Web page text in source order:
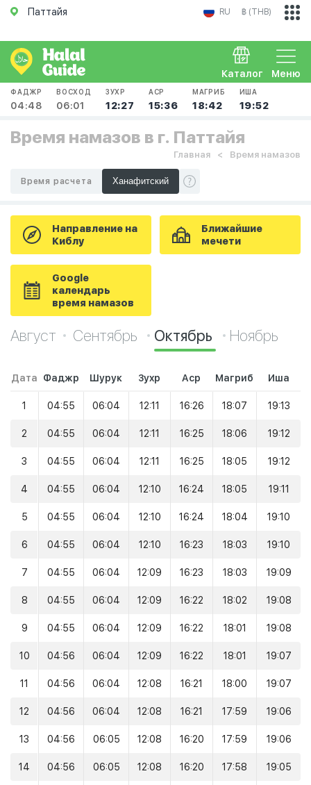
Паттайя RU ฿ (THB)
Меню
Каталог
ФАДЖР
04:48
ВОСХОД
06:01
ЗУХР
12:27
АСР
15:36
МАГРИБ
18:42
ИША
19:52
Время намазов в г. Паттайя
Главная Время намазов
Время расчета
Направление на
Киблу
Ближайшие
мечети
Google
календарь
время намазов
Август Сентябрь Октябрь Ноябрь
Дата Фаджр Шурук Зухр Аср Магриб Иша
1 04:55 06:04 12:11 16:26 18:07 19:13
2 04:55 06:04 12:11 16:25 18:06 19:12
3 04:55 06:04 12:11 16:25 18:05 19:12
4 04:55 06:04 12:10 16:24 18:05 19:11
5 04:55 06:04 12:10 16:24 18:04 19:10
6 04:55 06:04 12:10 16:23 18:03 19:10
7 04:55 06:04 12:09 16:23 18:03 19:09
8 04:55 06:04 12:09 16:22 18:02 19:08
9 04:55 06:04 12:09 16:22 18:01 19:08
10 04:56 06:04 12:09 16:22 18:01 19:07
11 04:56 06:04 12:08 16:21 18:00 19:07
12 04:56 06:04 12:08 16:21 17:59 19:06
13 04:56 06:05 12:08 16:20 17:59 19:06
14 04:56 06:05 12:08 16:20 17:58 19:05